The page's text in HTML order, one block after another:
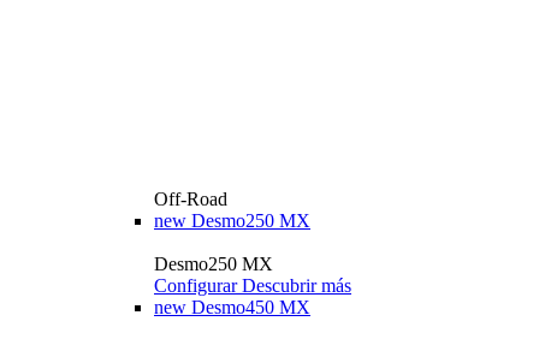
Off-Road
new Desmo250 MX
Desmo250 MX
Configurar Descubrir más
new Desmo450 MX